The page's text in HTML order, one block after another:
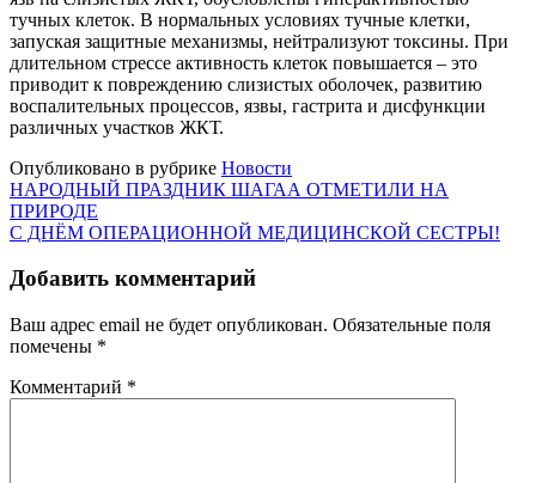
тучных клеток. В нормальных условиях тучные клетки,
запуская защитные механизмы, нейтрализуют токсины. При
длительном стрессе активность клеток повышается – это
приводит к повреждению слизистых оболочек, развитию
воспалительных процессов, язвы, гастрита и дисфункции
различных участков ЖКТ.
Опубликовано в рубрике Новости
Навигация
по
НАРОДНЫЙ ПРАЗДНИК ШАГАА ОТМЕТИЛИ НА
ПРИРОДЕ
С ДНЁМ ОПЕРАЦИОННОЙ МЕДИЦИНСКОЙ СЕСТРЫ!
Добавить комментарий
Ваш адрес email не будет опубликован. Обязательные поля
помечены *
Комментарий *